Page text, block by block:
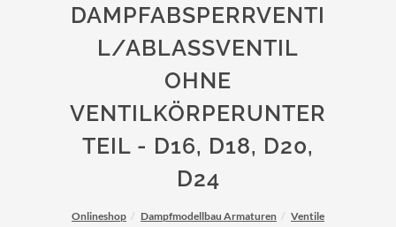
DAMPFABSPERRVENTI
L/ABLASSVENTIL
OHNE
VENTILKÖRPERUNTER
TEIL - D16, D18, D20,
D24
Onlineshop Dampfmodellbau Armaturen Ventile